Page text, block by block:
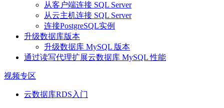
从客户端连接 SQL Server
从云主机连接 SQL Server
连接PostgreSQL实例
升级数据库版本
升级数据库 MySQL 版本
通过读写代理扩展云数据库 MySQL 性能
视频专区
云数据库RDS入门